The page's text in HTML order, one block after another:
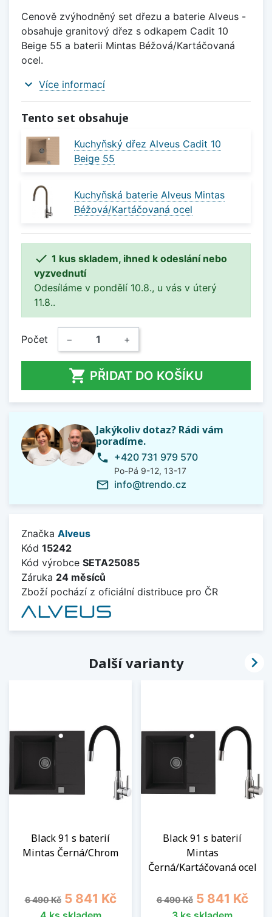
Cenově zvýhodněný set dřezu a baterie Alveus -
obsahuje granitový dřez s odkapem Cadit 10
Beige 55 a baterii Mintas Béžová/Kartáčovaná
ocel.
expand_more Více informací
Tento set obsahuje
Kuchyňský dřez Alveus Cadit 10
Beige 55
Kuchyňská baterie Alveus Mintas
Béžová/Kartáčovaná ocel
 1 kus skladem, ihned k odeslání nebo
vyzvednutí
Odesíláme v pondělí 10.8., u vás v úterý
11.8..
Počet − +
 PŘIDAT DO KOŠÍKU
Jakýkoliv dotaz? Rádi vám
poradíme.
phone +420 731 979 570
Po-Pá 9-12, 13-17
mail_outline info@trendo.cz
Značka Alveus
Kód 15242
Kód výrobce SETA25085
Záruka 24 měsíců
Zboží pochází z oficiální distribuce pro ČR
Další varianty
Black 91 s baterií
Mintas Černá/Chrom
Běžná cena
6 490 Kč Cena
5 841 Kč
Black 91 s baterií
Mintas
Černá/Kartáčovaná ocel
Běžná cena
6 490 Kč Cena
5 841 Kč
